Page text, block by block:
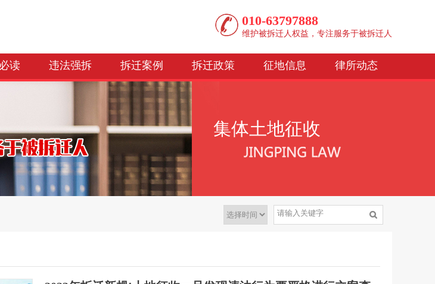
010-63797888
维护被拆迁人权益，专注服务于被拆迁人
读 违法强拆 拆迁案例 拆迁政策 征地信息 律所动态
集体土地征收